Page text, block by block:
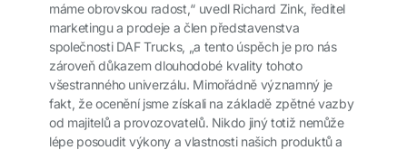
máme obrovskou radost,“ uvedl Richard Zink, ředitel
marketingu a prodeje a člen představenstva
společnosti DAF Trucks, „a tento úspěch je pro nás
zároveň důkazem dlouhodobé kvality tohoto
všestranného univerzálu. Mimořádně významný je
fakt, že ocenění jsme získali na základě zpětné vazby
od majitelů a provozovatelů. Nikdo jiný totiž nemůže
lépe posoudit výkony a vlastnosti našich produktů a